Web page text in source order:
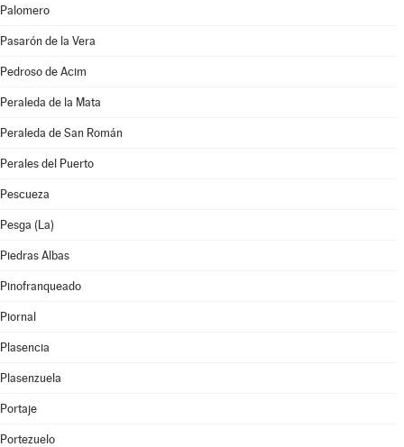
Palomero
Pasarón de la Vera
Pedroso de Acim
Peraleda de la Mata
Peraleda de San Román
Perales del Puerto
Pescueza
Pesga (La)
Piedras Albas
Pinofranqueado
Piornal
Plasencia
Plasenzuela
Portaje
Portezuelo